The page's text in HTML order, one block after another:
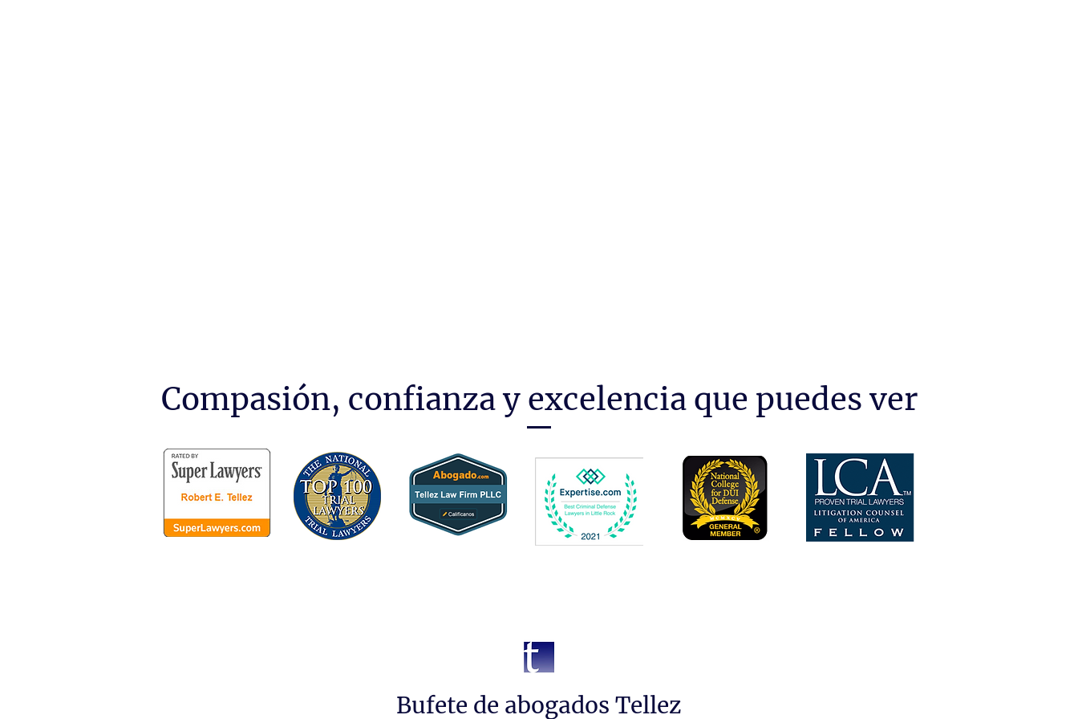
Compasión, confianza y excelencia que puedes ver
Bufete de abogados Tellez